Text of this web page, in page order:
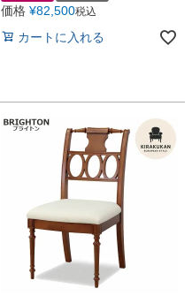
価格 ¥82,500税込
カートに入れる